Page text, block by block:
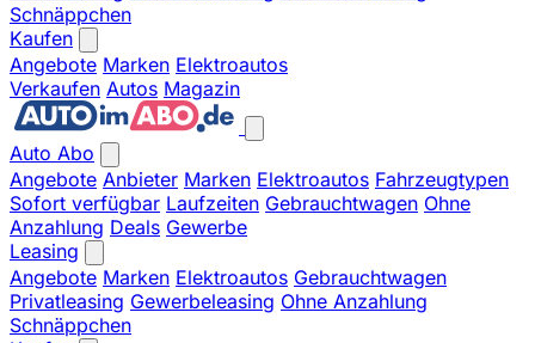
Schnäppchen
Kaufen
Angebote Marken Elektroautos
Verkaufen Autos Magazin
Auto Abo
Angebote Anbieter Marken Elektroautos Fahrzeugtypen
Sofort verfügbar Laufzeiten Gebrauchtwagen Ohne
Anzahlung Deals Gewerbe
Leasing
Angebote Marken Elektroautos Gebrauchtwagen
Privatleasing Gewerbeleasing Ohne Anzahlung
Schnäppchen